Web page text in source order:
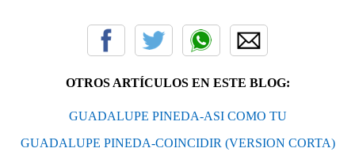
OTROS ARTÍCULOS EN ESTE BLOG:
GUADALUPE PINEDA-ASI COMO TU
GUADALUPE PINEDA-COINCIDIR (VERSION CORTA)